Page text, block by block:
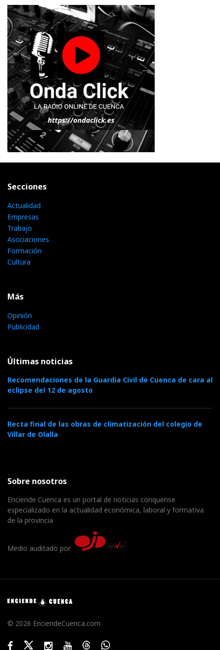
Secciones
Actualidad
Empresas
Trabajo
Asociaciones
Formación
Cultura
Más
Opinión
Publicidad
Últimas noticias
Recomendaciones de la Guardia Civil de Cuenca de cara al
eclipse del 12 de agosto
Recta final de las obras de climatización del colegio de
Villar de Olalla
Sobre nosotros
Enciende Cuenca es un portal de noticias conquense
especializado en la actualidad económica, laboral y formativa
de la provincia
Medio auditado por
© 2026 EnciendeCuenca.com